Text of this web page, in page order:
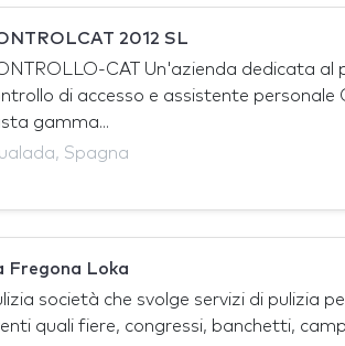
2012 SL
CAT Un'azienda dedicata al
di accesso e assistente personale
gamma...
Spagna
Fregona Loka
società che svolge servizi di pulizia
quali fiere, congressi, banchetti,